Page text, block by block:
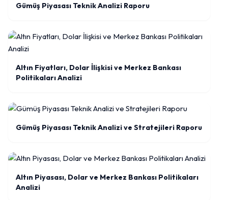
Gümüş Piyasası Teknik Analizi Raporu
Altın Fiyatları, Dolar İlişkisi ve Merkez Bankası
Politikaları Analizi
Gümüş Piyasası Teknik Analizi ve Stratejileri Raporu
Altın Piyasası, Dolar ve Merkez Bankası Politikaları
Analizi